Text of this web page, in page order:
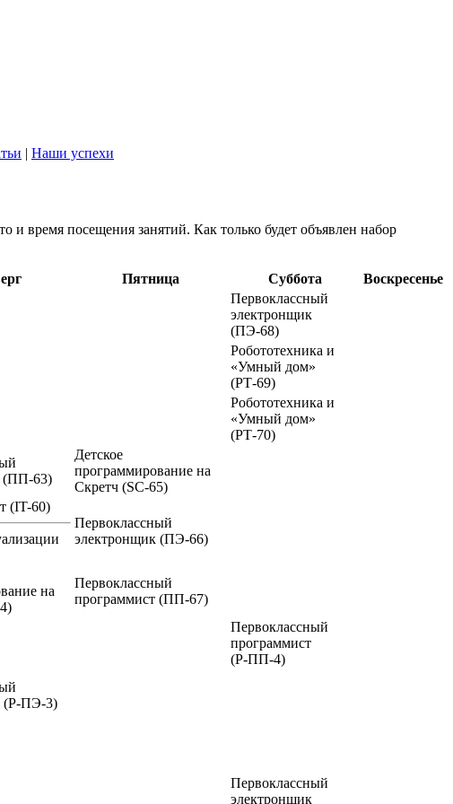
| Наши успехи
и время посещения занятий. Как только будет объявлен набор
Пятница Суббота Воскресенье
Первоклассный
электронщик
(ПЭ-68)
Робототехника и
«Умный дом»
(РТ-69)
Робототехника и
«Умный дом»
(РТ-70)
(ПП-63)
Детское
программирование на
Скретч (SC-65)
(IT-60)
Первоклассный
электронщик (ПЭ-66)
на
Первоклассный
программист (ПП-67)
Первоклассный
программист
(Р-ПП-4)
(Р-ПЭ-3)
Первоклассный
электронщик